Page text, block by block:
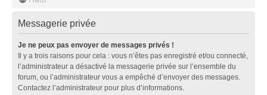
Messagerie privée
Je ne peux pas envoyer de messages privés !
Il y a trois raisons pour cela : vous n’êtes pas enregistré et/ou connecté,
l’administrateur a désactivé la messagerie privée sur l’ensemble du
forum, ou l’administrateur vous a empêché d’envoyer des messages.
Contactez l’administrateur pour plus d’informations.